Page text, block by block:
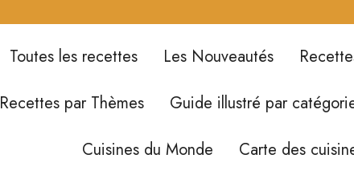
Toutes les recettes Les Nouveautés
Recettes par Thèmes
Guide illustré par
Cuisines du Monde
Carte des